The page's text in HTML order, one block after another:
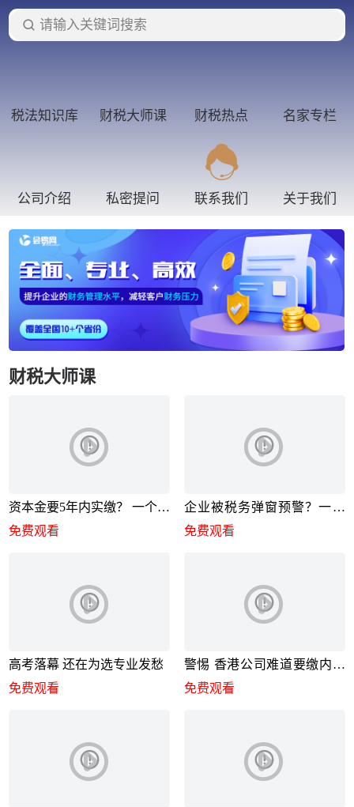
请输入关键词搜索
税法知识库 财税大师课 财税热点 名家专栏
公司介绍 私密提问 联系我们 关于我们
财税大师课
资本金要5年内实缴？ 一个小
妙招
免费观看
企业被税务弹窗预警？一招
彻底解决
免费观看
高考落幕 还在为选专业发愁
免费观看
警惕 香港公司难道要缴内地
企业所得税
免费观看